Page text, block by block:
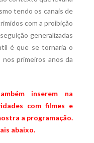
tendo os canais de
com a proibição
generalizadas
é que se tornaria o
primeiros anos da
inserem na
com filmes e
a programação.
abaixo.